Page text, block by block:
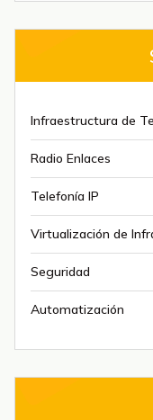
Infraestructura de
Radio Enlaces
Telefonía IP
Virtualización de
Seguridad
Automatización